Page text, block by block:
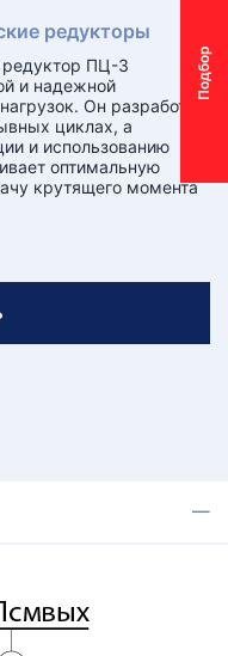
П
о
д
б
о
р
м
о
т
о
р
-
р
е
д
у
к
т
о
р
редукторы
редуктор ПЦ-3
и надежной
Он разработан
циклах, а
и использованию
оптимальную
крутящего момента